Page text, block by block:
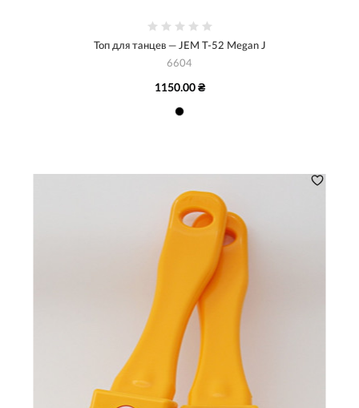
Топ для танцев — JEM Т-52 Megan J
6604
1150.00 ₴